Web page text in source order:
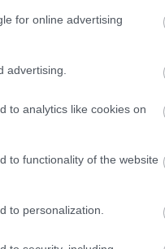
for online advertising
advertising.
to analytics like cookies on
to functionality of the website
to personalization.
στη νέα
εβδομάδες)
με το άτομο που